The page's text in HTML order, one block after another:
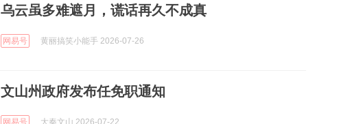
乌云虽多难遮月，谎话再久不成真
网易号 黄丽搞笑小能手 2026-07-26
文山州政府发布任免职通知
网易号 大秦文山 2026-07-22